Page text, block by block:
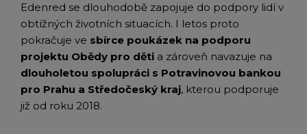
Edenred se dlouhodobě zapojuje do podpory lidí v
obtížných životních situacích. I letos proto
pokračuje ve sbírce poukázek na podporu
projektu Obědy pro děti a zároveň navazuje na
dlouholetou spolupráci s Potravinovou bankou
pro Prahu a Středočeský kraj, kterou podporuje
již od roku 2018.